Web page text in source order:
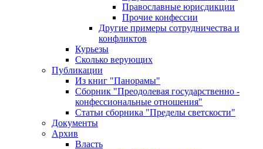
Православные юрисдикции
Прочие конфессии
Другие примеры сотрудничества и
конфликтов
Курьезы
Сколько верующих
Публикации
Из книг "Панорамы"
Сборник "Преодолевая государственно -
конфессиональные отношения"
Статьи сборника "Пределы светскости"
Документы
Архив
Власть